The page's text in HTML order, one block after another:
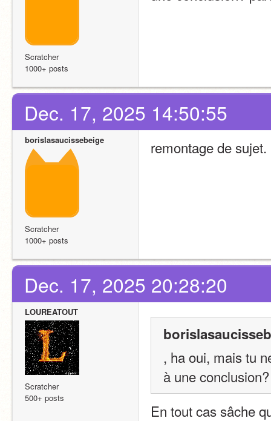
Scratcher
1000+ posts
Dec. 17, 2025 14:50:55
borislasaucissebeige
Scratcher
1000+ posts
remontage de sujet.
Dec. 17, 2025 20:28:20
LOUREATOUT
Scratcher
500+ posts
, ha oui, mais tu
à une
En tout cas sâche